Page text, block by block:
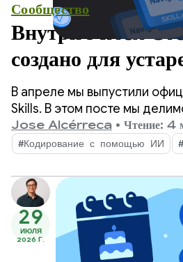
Сообщество
Внутри
создано для
В апреле мы выпустили
Skills. В этом посте мы
отзывами и объясняем
методологию проекта.
Jose Alcérreca • Чтение: 4
#Кодирование с помощью ИИ
29
ИЮЛЯ
2026 Г.